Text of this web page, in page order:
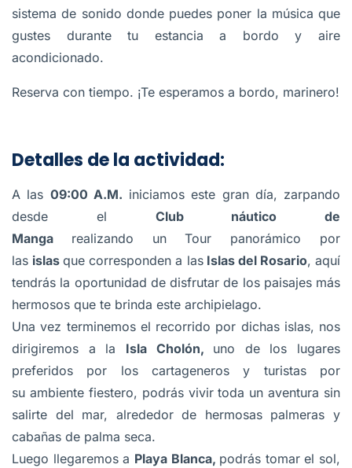
sistema de sonido donde puedes poner la música que
gustes durante tu estancia a bordo y aire
acondicionado.
Reserva con tiempo. ¡Te esperamos a bordo, marinero!
Detalles de la actividad:
A las 09:00 A.M. iniciamos este gran día, zarpando
desde el Club náutico de
Manga
realizando un Tour panorámico por
las islasque corresponden a lasIslas del Rosario, aquí
tendrás la oportunidad de disfrutar de los paisajes más
hermosos que te brinda este archipielago.
Una vez terminemos el recorrido por dichas islas, nos
dirigiremos a la Isla Cholón, uno de los lugares
preferidos por los cartageneros y turistas por
su ambiente fiestero, podrás vivir toda un aventura sin
salirte del mar, alrededor de hermosas palmeras y
cabañas de palma seca.
Luego llegaremos a Playa Blanca, podrás tomar el sol,